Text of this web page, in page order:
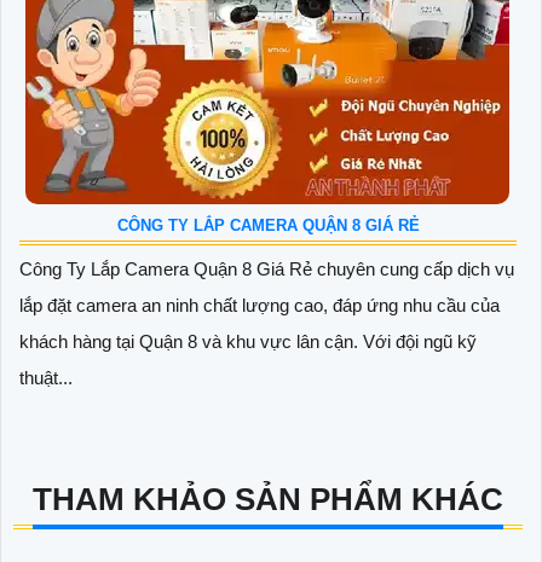
CÔNG TY LẮP CAMERA QUẬN 8 GIÁ RẺ
Công Ty Lắp Camera Quận 8 Giá Rẻ chuyên cung cấp dịch vụ
lắp đặt camera an ninh chất lượng cao, đáp ứng nhu cầu của
khách hàng tại Quận 8 và khu vực lân cận. Với đội ngũ kỹ
thuật...
THAM KHẢO SẢN PHẨM KHÁC